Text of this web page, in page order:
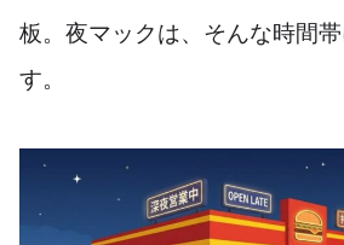
板。夜マックは、そんな時間
す。